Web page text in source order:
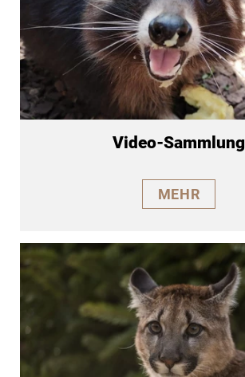
Video-Sammlung
MEHR